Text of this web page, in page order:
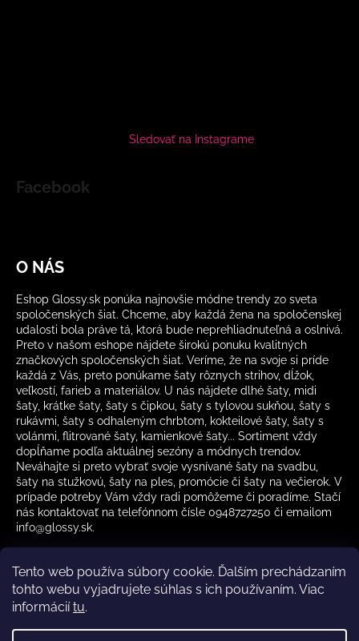
Tento web používa súbory cookie. Ďalším prechádzaním
tohto webu vyjadrujete súhlas s ich používaním. Viac
informáciítu.
Sledovať na Instagrame
Facebook
O NÁS
Eshop Glossy.sk ponúka najnovšie módne trendy zo sveta
spoločenských šiat. Chceme, aby každá žena na spoločenskej
udalosti bola práve tá, ktorá bude neprehliadnuteľná a oslnivá.
Preto v našom eshope nájdete širokú ponuku kvalitných
značkových spoločenských šiat. Veríme, že na svoje si príde
každá z Vás, preto ponúkame šaty rôznych strihov, dĺžok,
veľkostí, farieb a materiálov. U nás nájdete dlhé šaty, midi
šaty, krátke šaty, šaty s čipkou, šaty s tylovou sukňou, šaty s
rukávmi, šaty s odhaleným chrbtom, kokteilové šaty, šaty s
volánmi, flitrované šaty, kamienkové šaty... Sortiment vždy
dopĺňame podľa aktuálnej sezóny a módnych trendov.
Neváhajte si preto vybrať svoje vysnívané šaty na svadbu,
šaty na stužkovú, šaty na ples, promócie či šaty na večierok. V
prípade potreby Vám vždy radi pomôžeme či poradíme. Stačí
nás kontaktovať na telefónnom čísle 0948727250 či emailom
info@glossy.sk.
Kamenná predajňa otváracia doba CZ